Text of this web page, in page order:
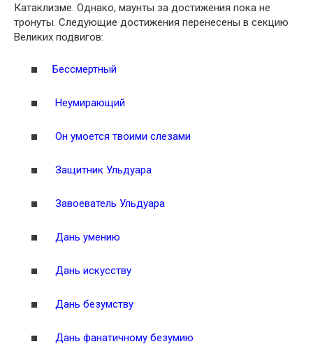
Катаклизме. Однако, маунты за достижения пока не
тронуты. Следующие достижения перенесены в секцию
Великих подвигов:
Бессмертный
Неумирающий
Он умоется твоими слезами
Защитник Ульдуара
Завоеватель Ульдуара
Дань умению
Дань искусству
Дань безумству
Дань фанатичному безумию